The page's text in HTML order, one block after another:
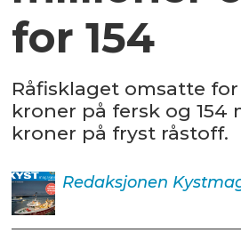
for 154
Råfisklaget omsatte
kroner på fersk og 154
kroner på fryst råstoff.
Redaksjonen